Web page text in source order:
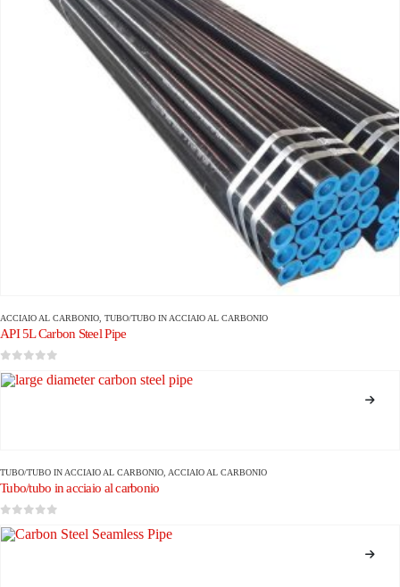
ACCIAIO AL CARBONIO TUBO/TUBO IN ACCIAIO AL CARBONIO
API 5L Carbon Steel Pipe
TUBO/TUBO IN ACCIAIO AL CARBONIO, ACCIAIO AL CARBONIO
Tubo/tubo in acciaio al carbonio